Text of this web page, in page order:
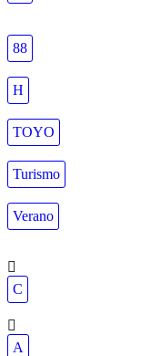
88
H
TOYO
Turismo
Verano
C
A